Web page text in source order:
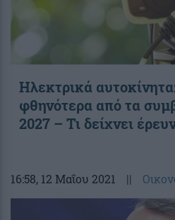
Ηλεκτρικά
φθηνότερα από τα
2027 – Τι δείχνει
16:58, 12 Μαΐου 2021 ||